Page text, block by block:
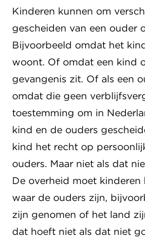
Kinderen kunnen om
gescheiden van een ouder
Bijvoorbeeld omdat het
woont. Of omdat een kind
gevangenis zit. Of als een
omdat die geen
toestemming om in
kind en de ouders
kind het recht op
ouders. Maar niet als dat
De overheid moet kinderen
waar de ouders zijn,
zijn genomen of het land
dat hoeft niet als dat niet